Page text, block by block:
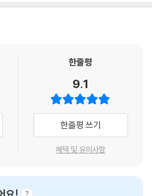
슈퍼컴퓨터를 만들고, 깊은 생각은 750
보다 훨씬 더 크고 뛰어난 컴퓨터가 필
터의 이름이 바로 지구다. 그런데 계산
에, 지구는 초공간 이동용 우회로를 건설
만다.
아서 덴트는 친구들과 함께 은하계를
아서 일행은 시간 여행이 한 시대와 다
하는 다양한 캐릭터들을 만난다. 엄청
한줄평
9.1
한줄평 쓰기
혜택 및 유의사항